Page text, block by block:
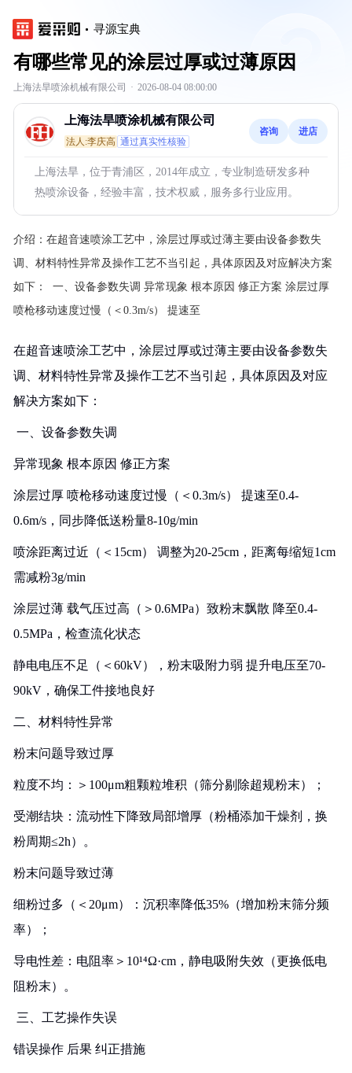
寻源宝典
有哪些常见的涂层过厚或过薄原因
上海法旱喷涂机械有限公司 · 2026-08-04 08:00:00
上海法旱喷涂机械有限公司
法人:李庆高 通过真实性核验
咨询 进店
上海法旱，位于青浦区，2014年成立，专业制造研发多种
热喷涂设备，经验丰富，技术权威，服务多行业应用。
介绍： 在超音速喷涂工艺中，涂层过厚或过薄主要由设备参数失
调、材料特性异常及操作工艺不当引起，具体原因及对应解决方案
如下：
️ ‌一、设备参数失调‌ 异常现象‌ ‌根本原因‌ ‌修正方案‌ 涂层过厚‌
喷枪移动速度过慢（＜0.3m/s） 提速至
在超音速喷涂工艺中，涂层过厚或过薄主要由设备参数失
调、材料特性异常及操作工艺不当引起，具体原因及对应
解决方案如下：
️ ‌一、设备参数失调‌
异常现象‌ ‌根本原因‌ ‌修正方案‌
涂层过厚‌ 喷枪移动速度过慢（＜0.3m/s） 提速至0.4-
0.6m/s，同步降低送粉量8-10g/min
喷涂距离过近（＜15cm） 调整为20-25cm，距离每缩短1cm
需减粉3g/min
涂层过薄‌ 载气压过高（＞0.6MPa）致粉末飘散 降至0.4-
0.5MPa，检查流化状态
静电电压不足（＜60kV），粉末吸附力弱 提升电压至70-
90kV，确保工件接地良好
‌二、材料特性异常‌
粉末问题导致过厚‌
粒度不均‌：＞100μm粗颗粒堆积（筛分剔除超规粉末）；
受潮结块‌：流动性下降致局部增厚（粉桶添加干燥剂，换
粉周期≤2h）。
粉末问题导致过薄‌
细粉过多‌（＜20μm）：沉积率降低35%（增加粉末筛分频
率）；
导电性差‌：电阻率＞10¹⁴Ω·cm，静电吸附失效（更换低电
阻粉末）。
️ ‌三、工艺操作失误‌
错误操作‌ ‌后果‌ ‌纠正措施‌